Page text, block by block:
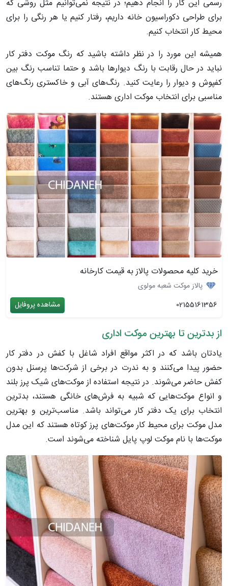
رسمی این کار را انجام دهیم؛ در نتیجه نمی‌توانیم مثل روشی که
برای طراحی دکوراسیون خانه داریم، رفتار کنیم یا هر رنگی را برای
محیط کار انتخاب کنیم.
همیشه این مورد را در نظر داشته باشید که رنگ موکت دفتر کار
نباید در حال رقابت با رنگ دیوارها باشد و حتما تناسب رنگ بین
کفپوش و دیوار را رعایت کنید. رنگ‌های آبی و خاکستری رنگ‌های
مناسبی برای انتخاب موکت اداری هستند.
خرید کلیه محصولات پالاز به قیمت کارخانه
پالاز موکت شعبه مولوی
02155161356
مشاهده پروفایل
از بدترین تا بهترین موکت اداری
یادتان باشد که در اکثر مواقع افراد شاغل با کفش در دفتر کار
حضور پیدا می‌کنند و به ندرت در برخی از شرکت‌ها پرسنل بدون
کفش حاضر می‌شوند. در نتیجه استفاده از موکت‌های شیک پرز بلند
و انواع موکت‌هایی که شبیه به فرش‌های خانگی هستند، بدترین
انتخاب برای یک دفتر کار می‌تواند باشد. مناسب‌ترین و بهترین
مدل موکت برای محیط کار موکت‌های پرز کوتاه هستند که این مدل
موکت‌ها با نام موکت لوپ پایل شناخته می‌شوند است.